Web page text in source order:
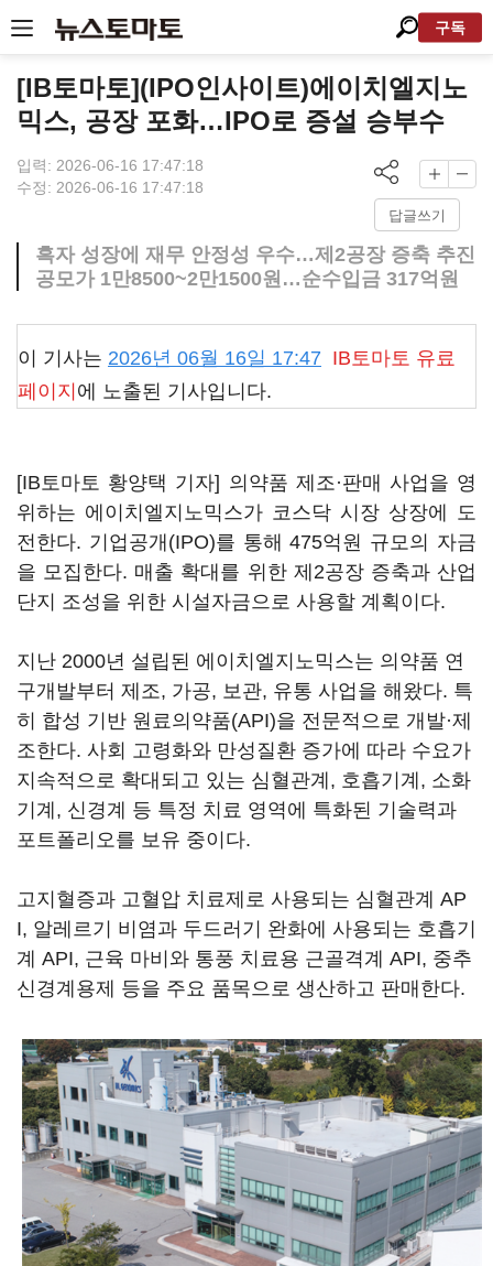
구독
[IB토마토](IPO인사이트)에이치엘지노
믹스, 공장 포화…IPO로 증설 승부수
입력: 2026-06-16 17:47:18
수정: 2026-06-16 17:47:18
답글쓰기
흑자 성장에 재무 안정성 우수…제2공장 증축 추진
공모가 1만8500~2만1500원…순수입금 317억원
이 기사는 2026년 06월 16일 17:47 IB토마토 유료
페이지 에 노출된 기사입니다.
[IB토마토 황양택 기자] 의약품 제조·판매 사업을 영
위하는 에이치엘지노믹스가 코스닥 시장 상장에 도
전한다. 기업공개(IPO)를 통해 475억원 규모의 자금
을 모집한다. 매출 확대를 위한 제2공장 증축과 산업
단지 조성을 위한 시설자금으로 사용할 계획이다.
지난 2000년 설립된 에이치엘지노믹스는 의약품 연
구개발부터 제조, 가공, 보관, 유통 사업을 해왔다. 특
히 합성 기반 원료의약품(API)을 전문적으로 개발·제
조한다. 사회 고령화와 만성질환 증가에 따라 수요가
지속적으로 확대되고 있는 심혈관계, 호흡기계, 소화
기계, 신경계 등 특정 치료 영역에 특화된 기술력과
포트폴리오를 보유 중이다.
고지혈증과 고혈압 치료제로 사용되는 심혈관계 AP
I, 알레르기 비염과 두드러기 완화에 사용되는 호흡기
계 API, 근육 마비와 통풍 치료용 근골격계 API, 중추
신경계용제 등을 주요 품목으로 생산하고 판매한다.